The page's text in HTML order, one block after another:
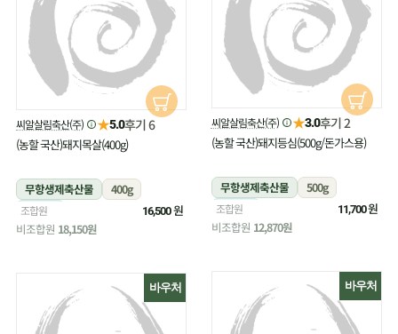
씨알살림축산(주) ★3.0후기 2
(농할 국산)돼지등심(500g/돈가스용)
무항생제축산물
500g
냉장
조합원 11,700원
비조합원 12,870원
씨알살림축산(주) ★5.0후기 6
(농할 국산)돼지목살(400g)
무항생제축산물
400g
냉장
조합원 16,500원
비조합원 18,150원
바우처
바우처